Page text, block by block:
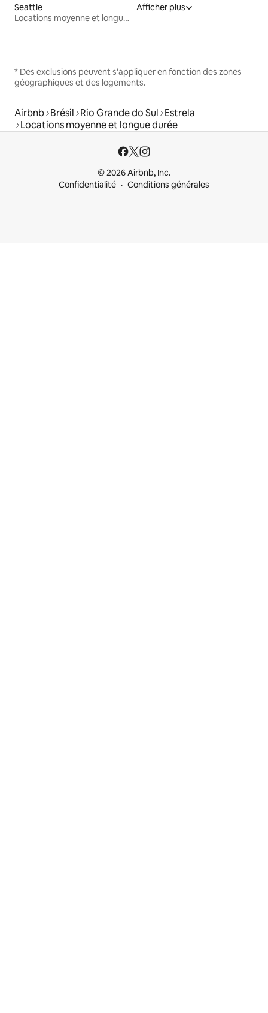
Seattle
Locations moyenne et longue durée
Afficher plus
* Des exclusions peuvent s'appliquer en fonction des zones
géographiques et des logements.
Airbnb Brésil Rio Grande do Sul Estrela
Locations moyenne et longue durée
© 2026 Airbnb, Inc.
Confidentialité
Conditions générales